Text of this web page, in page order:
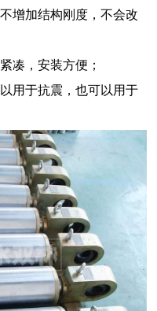
增加结构刚度，不会改
凑，安装方便；
用于抗震，也可以用于